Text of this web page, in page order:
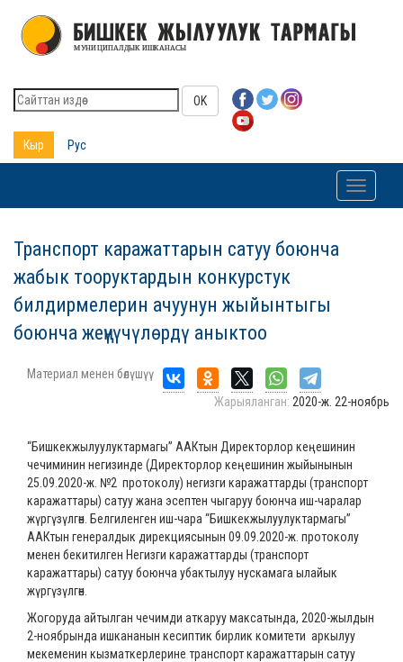
OK
Кыр Рус
Toggle
Транспорт каражаттарын сатуу боюнча
жабык тооруктардын конкурстук
билдирмелерин ачуунун жыйынтыгы
боюнча жеңүүчүлөрдү аныктоо
Материал менен бөлүшүү
Жарыяланган: 2020-ж. 22-ноябрь
“Бишкекжылуулуктармагы” ААКтын Директорлор кеңешинин
чечиминин негизинде (Директорлор кеңешинин жыйынынын
25.09.2020-ж. №2 протоколу) негизги каражаттарды (транспорт
каражаттары) сатуу жана эсептен чыгаруу боюнча иш-чаралар
жүргүзүлгөн. Белгиленген иш-чара “Бишкекжылуулуктармагы”
ААКтын генералдык дирекциясынын 09.09.2020-ж. протоколу
менен бекитилген Негизги каражаттарды (транспорт
каражаттары) сатуу боюнча убактылуу нускамага ылайык
жүргүзүлгөн.
Жогоруда айтылган чечимди аткаруу максатында, 2020-жылдын
2-ноябрында ишкананын кесиптик бирлик комитети аркылуу
мекеменин кызматкерлерине транспорт каражаттарын сатуу